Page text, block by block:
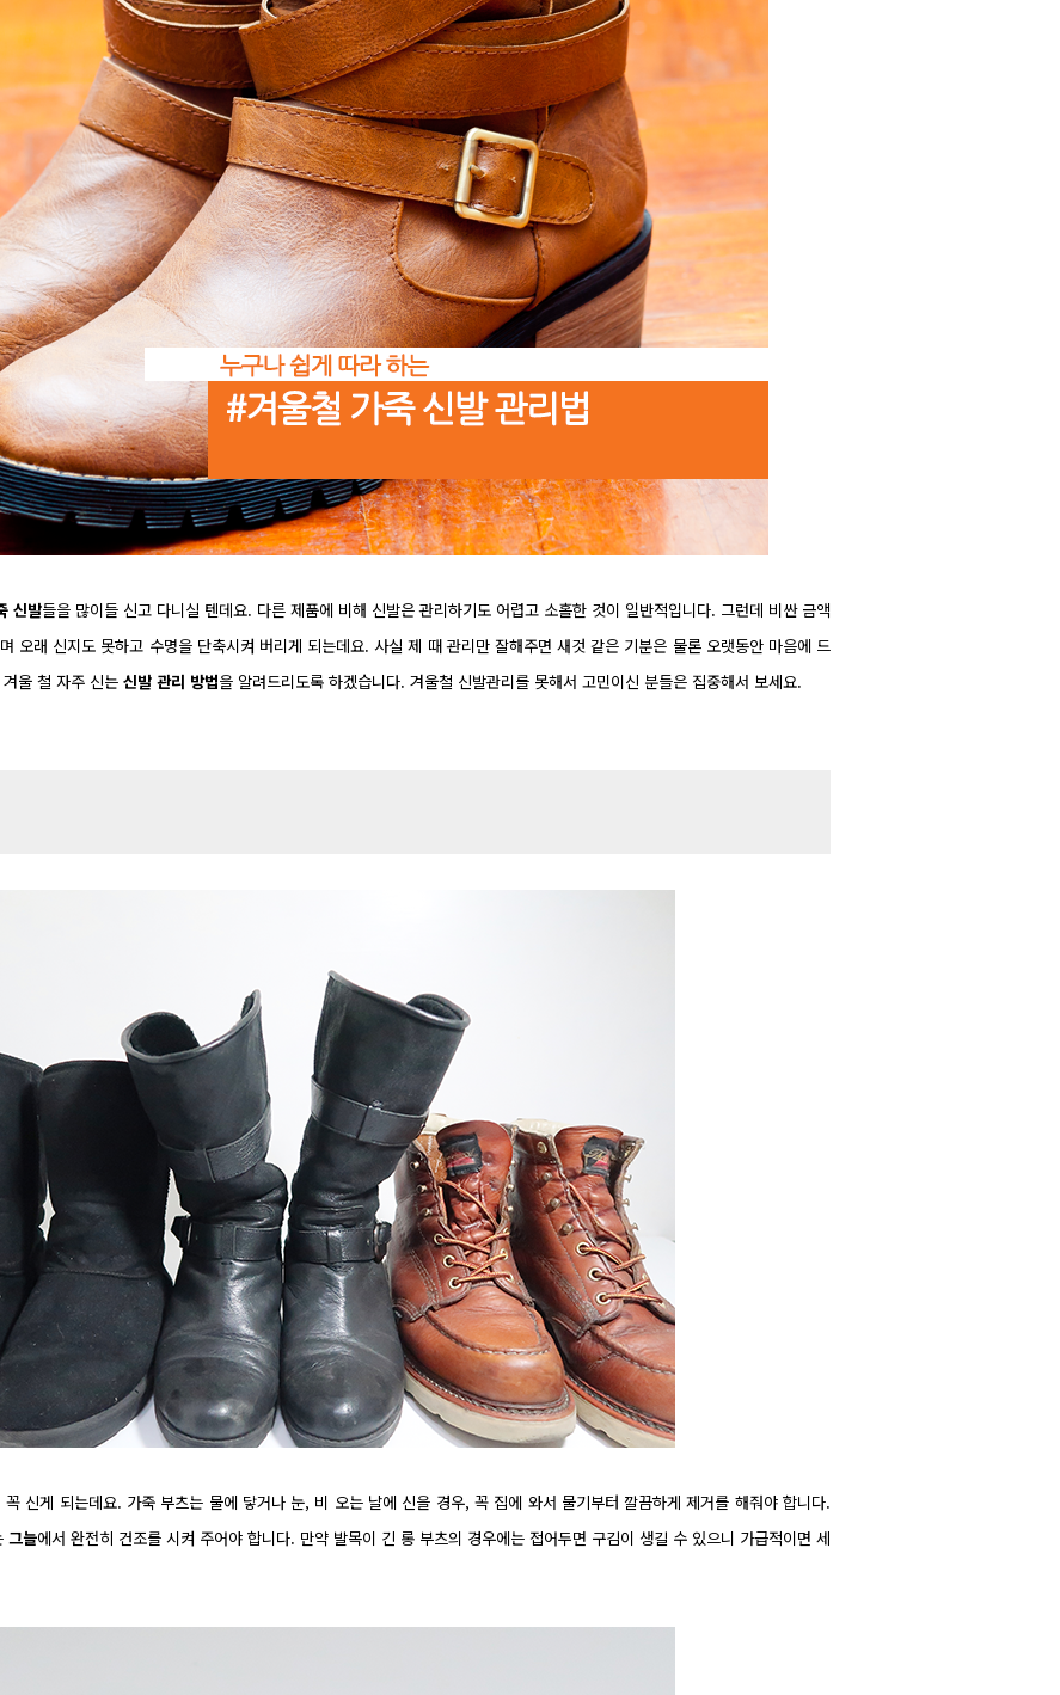
신발들을 많이들 신고 다니실 텐데요. 다른 제품에 비해 신발은 관리하기도 어렵고 소홀한 것이 일반적입니다. 그런데 비싼 금액
오래 신지도 못하고 수명을 단축시켜 버리게 되는데요. 사실 제 때 관리만 잘해주면 새것 같은 기분은 물론 오랫동안 마음에 드
울 철 자주 신는 신발 관리 방법을 알려드리도록 하겠습니다. 겨울철 신발관리를 못해서 고민이신 분들은 집중해서 보세요.
신게 되는데요. 가죽 부츠는 물에 닿거나눈, 비 오는 날에 신을 경우, 꼭 집에 와서 물기부터 깔끔하게 제거를 해줘야 합니다.
그늘에서 완전히 건조를 시켜 주어야 합니다. 만약 발목이 긴 롱 부츠의 경우에는 접어두면 구김이 생길 수 있으니 가급적이면 세